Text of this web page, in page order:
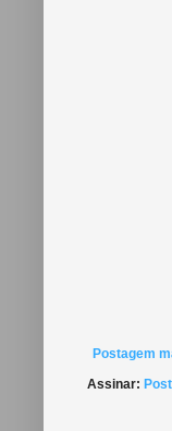
Postagem
Assinar: